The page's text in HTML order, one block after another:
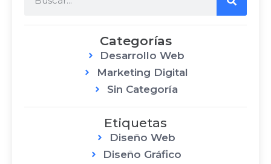
Categorías
Desarrollo Web
Marketing Digital
Sin Categoría
Etiquetas
Diseño Web
Diseño Gráfico